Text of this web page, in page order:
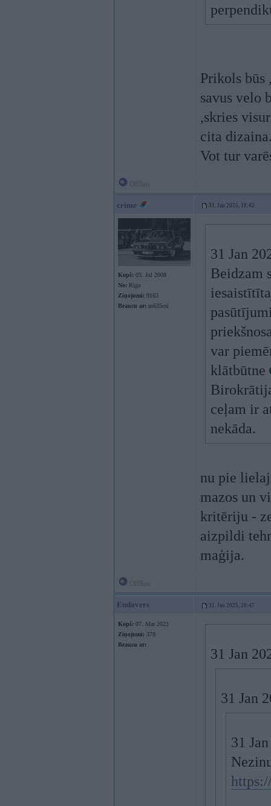
Prikols būs
savus velo
,skries
cita
Vot tur
crime 31. Jan 2025, 18:42
Kopš: 03. Jul 2008
No: Rīga
Ziņojumi: 9163
Braucu ar: m635csi
31 Jan
Beidzam
var
klātbūtne
ceļam ir
nekāda.
nu pie
mazos un
kritēriju -
aizpildi
maģija.
Endavers 31. Jan 2025, 20:47
Kopš: 07. Mar 2023
Ziņojumi: 378
Braucu ar:
31 Jan
31 Jan
31